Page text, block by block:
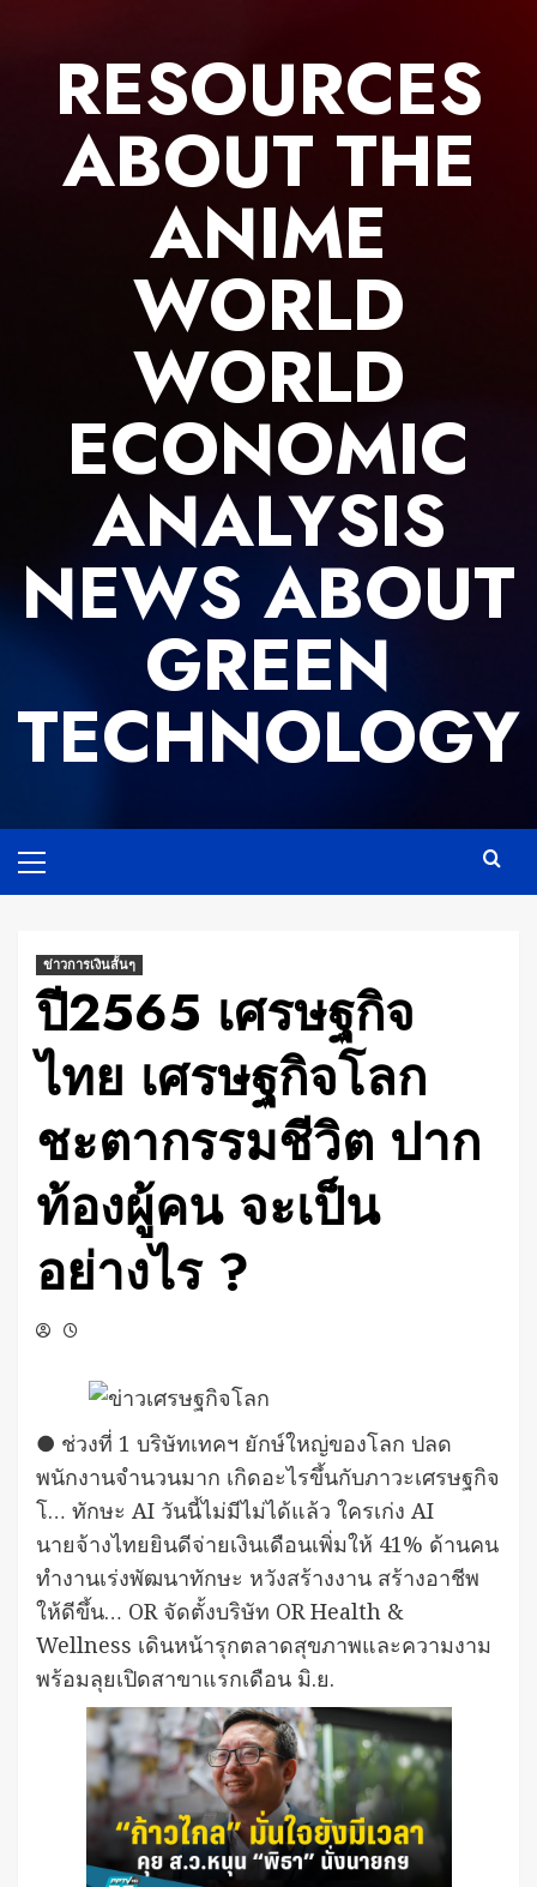
RESOURCES
ABOUT THE
ANIME
WORLD
WORLD
ECONOMIC
ANALYSIS
NEWS ABOUT
GREEN
TECHNOLOGY
Menu
ข่าวการเงินสั้นๆ
ปี2565 เศรษฐกิจ
ไทย เศรษฐกิจโลก
ชะตากรรมชีวิต ปาก
ท้องผู้คน จะเป็น
อย่างไร ?
● ช่วงที่ 1 บริษัทเทคฯ ยักษ์ใหญ่ของโลก ปลด
พนักงานจำนวนมาก เกิดอะไรขึ้นกับภาวะเศรษฐกิจ
โ… ทักษะ AI วันนี้ไม่มีไม่ได้แล้ว ใครเก่ง AI
นายจ้างไทยยินดีจ่ายเงินเดือนเพิ่มให้ 41% ด้านคน
ทำงานเร่งพัฒนาทักษะ หวังสร้างงาน สร้างอาชีพ
ให้ดีขึ้น… OR จัดตั้งบริษัท OR Health &
Wellness เดินหน้ารุกตลาดสุขภาพและความงาม
พร้อมลุยเปิดสาขาแรกเดือน มิ.ย.